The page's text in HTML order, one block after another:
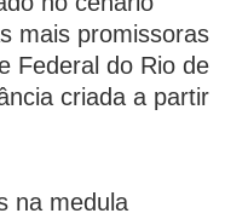
mais promissoras
Federal do Rio de
criada a partir
na medula